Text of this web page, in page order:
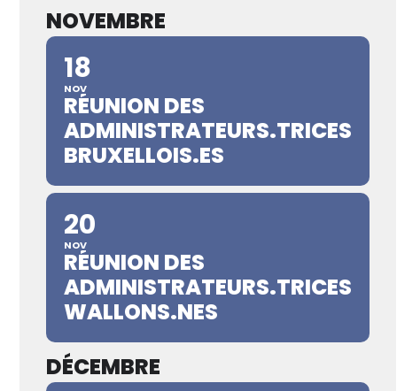
NOVEMBRE
18
NOV
RÉUNION DES
ADMINISTRATEURS.TRICES
BRUXELLOIS.ES
20
NOV
RÉUNION DES
ADMINISTRATEURS.TRICES
WALLONS.NES
DÉCEMBRE